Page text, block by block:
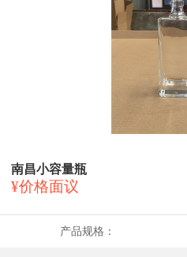
南昌小容量瓶
¥价格面议
产品规格：